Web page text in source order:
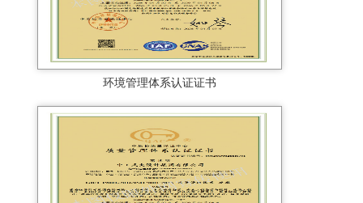
环境管理体系认证证书